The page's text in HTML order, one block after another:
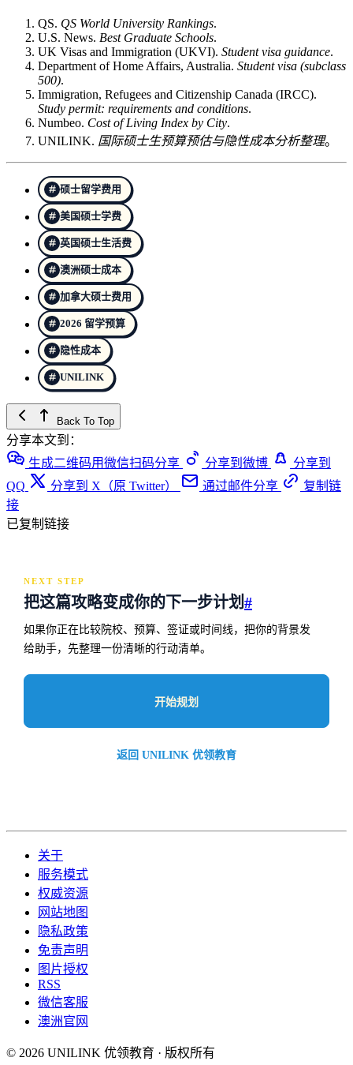
QS. QS World University Rankings.
U.S. News. Best Graduate Schools.
UK Visas and Immigration (UKVI). Student visa guidance.
Department of Home Affairs, Australia. Student visa (subclass
500).
Immigration, Refugees and Citizenship Canada (IRCC).
Study permit: requirements and conditions.
Numbeo. Cost of Living Index by City.
UNILINK. 国际硕士生预算预估与隐性成本分析整理。
硕士留学费用
美国硕士学费
英国硕士生活费
澳洲硕士成本
加拿大硕士费用
2026 留学预算
隐性成本
UNILINK
Back To Top
分享本文到：
生成二维码用微信扫码分享
分享到微博
分享到
QQ
分享到 X（原 Twitter） 通过邮件分享
复制链
接
已复制链接
NEXT STEP
把这篇攻略变成你的下一步计划#
如果你正在比较院校、预算、签证或时间线，把你的背景发
给助手，先整理一份清晰的行动清单。
开始规划
返回 UNILINK 优领教育
关于
服务模式
权威资源
网站地图
隐私政策
免责声明
图片授权
RSS
微信客服
澳洲官网
© 2026 UNILINK 优领教育 · 版权所有